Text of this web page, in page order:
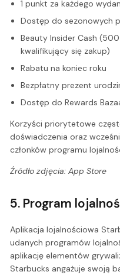
1 punkt za każdego
Dostęp do sezonowych
Beauty Insider Cash
kwalifikujący się zakup)
Rabatu na koniec roku
Bezpłatny prezent
Dostęp do Rewards
Korzyści priorytetowe
doświadczenia oraz
członków programu
Źródło zdjęcia: App Store
5. Program
Aplikacja lojalnościowa
udanych programów
aplikację elementów
Starbucks angażuje swoją